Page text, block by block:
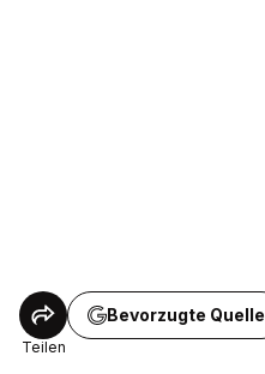
Teilen
Bevorzugte Quelle